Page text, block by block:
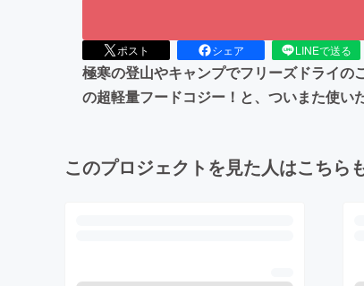
ポスト シェア LINEで送る
極寒の登山やキャンプでフリーズドライ
の超軽量フードコジー！と、ついまた使い
このプロジェクトを見た人はこちら